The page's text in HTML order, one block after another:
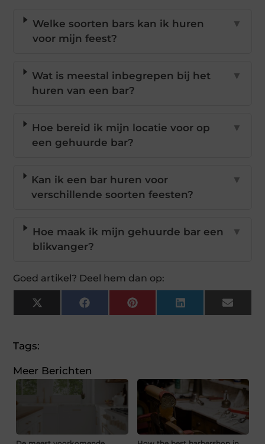
Welke soorten bars kan ik huren
voor mijn feest?
▼
Wat is meestal inbegrepen bij het
huren van een bar?
▼
Hoe bereid ik mijn locatie voor op
een gehuurde bar?
▼
Kan ik een bar huren voor
verschillende soorten feesten?
▼
Hoe maak ik mijn gehuurde bar een
blikvanger?
▼
Goed artikel? Deel hem dan op:
X
(Twitter)
FacebookPinterestLinkedInEmail
Tags:
Meer Berichten